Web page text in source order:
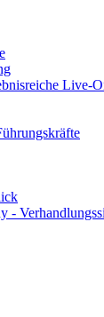
Live-
-